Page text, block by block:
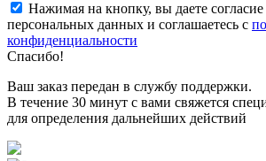
Нажимая на кнопку, вы даете
персональных данных и соглашаетесь с
конфиденциальности
Спасибо!
Ваш заказ передан в службу поддержки.
В течение 30 минут с вами свяжется
для определения дальнейших действий